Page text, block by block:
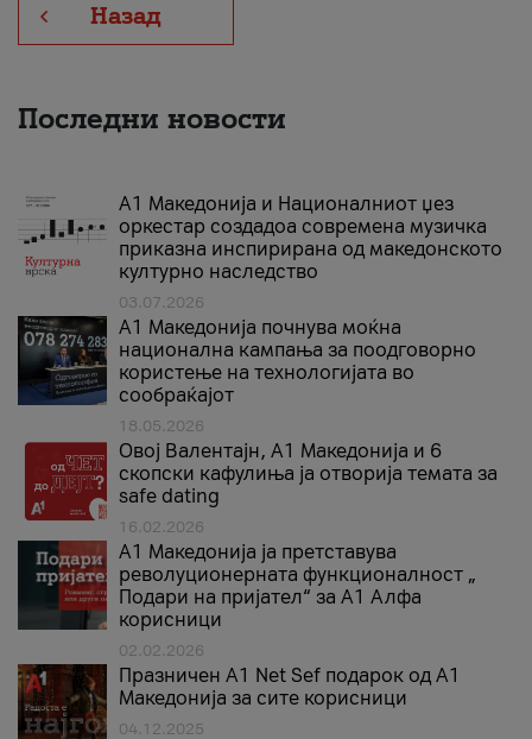
Назад
Последни новости
А1 Македонија и Националниот џез
оркестар создадоа современа музичка
приказна инспирирана од македонското
културно наследство
03.07.2026
A1 Македонија почнува моќна
национална кампања за поодговорно
користење на технологијата во
сообраќајот
18.05.2026
Овој Валентајн, A1 Македонија и 6
скопски кафулиња ја отворија темата за
safe dating
16.02.2026
А1 Македонија ја претставува
револуционерната функционалност „
Подари на пријател“ за А1 Алфа
корисници
02.02.2026
Празничен A1 Net Sеf подарок од А1
Македонија за сите корисници
04.12.2025